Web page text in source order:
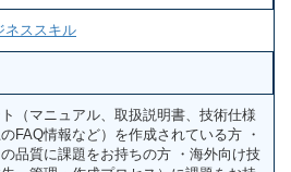
ネススキル
（マニュアル、取扱説明書、技術仕様
FAQ情報など）を作成されている方 ・
品質に課題をお持ちの方 ・海外向け技